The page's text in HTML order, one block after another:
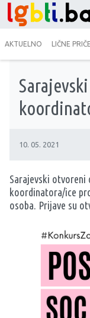
AKTUELNO LIČNE PRIČE
10. 05. 2021
Sarajevski otvoreni
koordinatora/ice
osoba. Prijave su